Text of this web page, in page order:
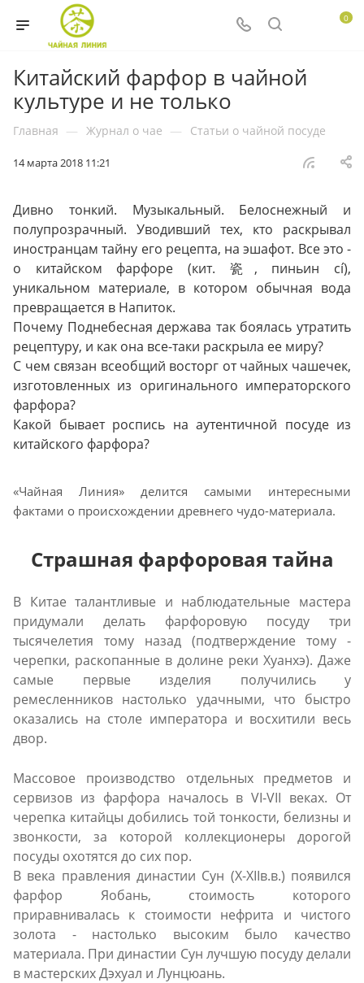
0
Китайский фарфор в чайной
культуре и не только
Главная — Журнал о чае — Статьи о чайной посуде
14 марта 2018 11:21
Дивно тонкий. Музыкальный. Белоснежный и
полупрозрачный. Уводивший тех, кто раскрывал
иностранцам тайну его рецепта, на эшафот. Все это -
о китайском фарфоре (кит. 瓷, пиньин cí),
уникальном материале, в котором обычная вода
превращается в Напиток.
Почему Поднебесная держава так боялась утратить
рецептуру, и как она все-таки раскрыла ее миру?
С чем связан всеобщий восторг от чайных чашечек,
изготовленных из оригинального императорского
фарфора?
Какой бывает роспись на аутентичной посуде из
китайского фарфора?
«Чайная Линия» делится самыми интересными
фактами о происхождении древнего чудо-материала.
Страшная фарфоровая тайна
В Китае талантливые и наблюдательные мастера
придумали делать фарфоровую посуду три
тысячелетия тому назад (подтверждение тому -
черепки, раскопанные в долине реки Хуанхэ). Даже
самые первые изделия получились у
ремесленников настолько удачными, что быстро
оказались на столе императора и восхитили весь
двор.
Массовое производство отдельных предметов и
сервизов из фарфора началось в VI-VII веках. От
черепка китайцы добились той тонкости, белизны и
звонкости, за которой коллекционеры дорогой
посуды охотятся до сих пор.
В века правления династии Сун (X-XIIв.в.) появился
фарфор Яобань, стоимость которого
приравнивалась к стоимости нефрита и чистого
золота - настолько высоким было качество
материала. При династии Сун лучшую посуду делали
в мастерских Дэхуал и Лунцюань.